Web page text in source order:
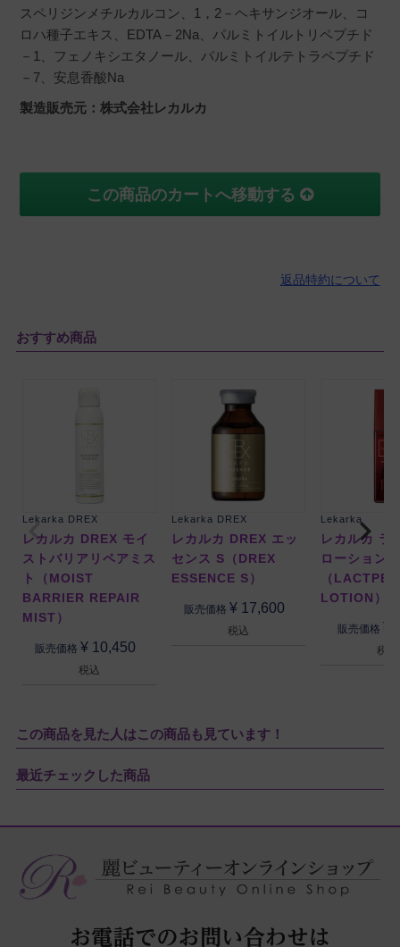
スペリジンメチルカルコン、1，2－ヘキサンジオール、コ
ロハ種子エキス、EDTA－2Na、パルミトイルトリペプチド
－1、フェノキシエタノール、パルミトイルテトラペプチド
－7、安息香酸Na
製造販売元：株式会社レカルカ
この商品のカートへ移動する
返品特約について
おすすめ商品
Lekarka DREX
レカルカ DREX モイ
ストバリアリペアミス
ト（MOIST
BARRIER REPAIR
MIST）
販売価格 ¥ 10,450
税込
Lekarka DREX
レカルカ DREX エッ
センス S（DREX
ESSENCE S）
販売価格 ¥ 17,600
税込
Lekarka
レカルカ ラ
ローション
（LACTPEP
LOTION）
販売価格 ¥
税込
この商品を見た人はこの商品も見ています！
最近チェックした商品